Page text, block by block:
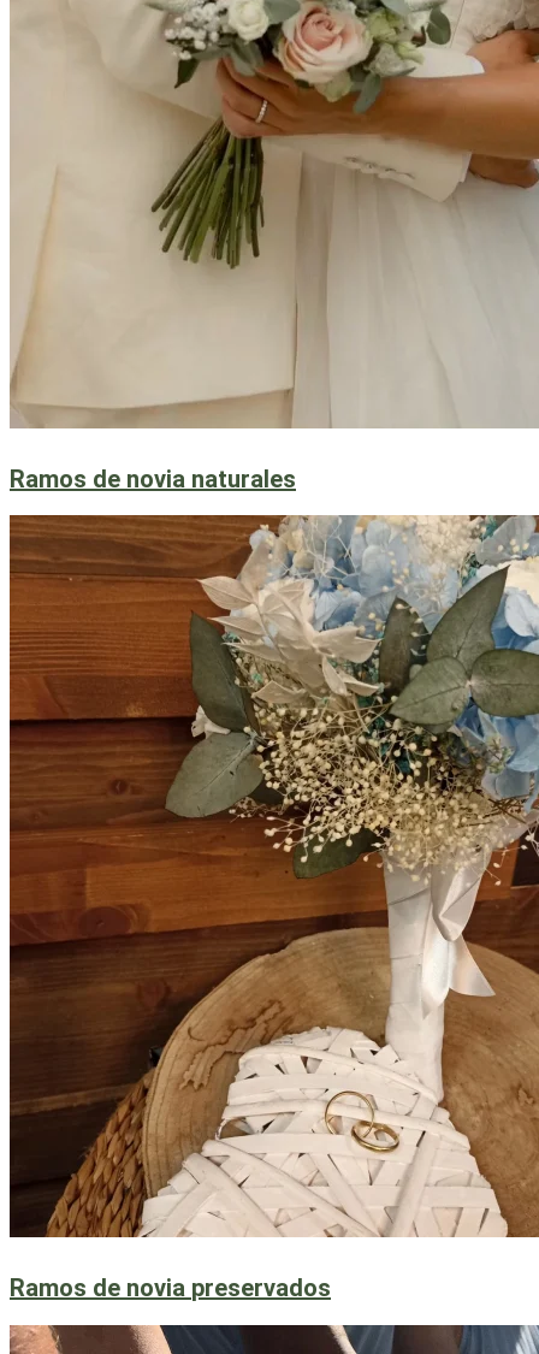
Ramos de novia naturales
Ramos de novia preservados